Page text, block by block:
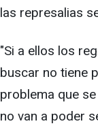
las represalias
"Si a ellos los
buscar no tiene
problema que
no van a poder